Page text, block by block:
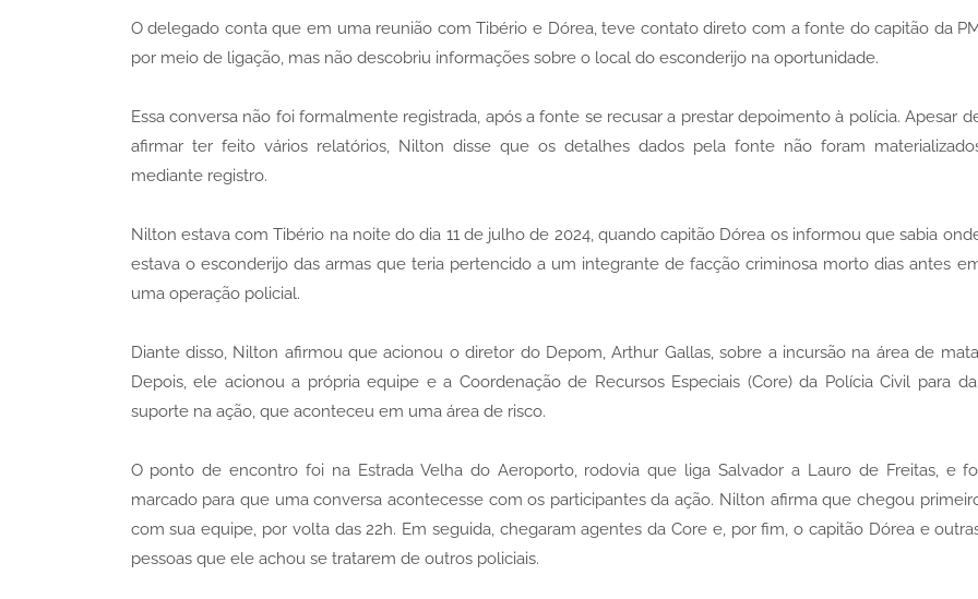
O delegado conta que em uma reunião com Tibério e Dórea, teve contato direto com a fonte do capitão da
por meio de ligação, mas não descobriu informações sobre o local do esconderijo na oportunidade.
Essa conversa não foi formalmente registrada, após a fonte se recusar a prestar depoimento à polícia. Apesar
afirmar ter feito vários relatórios, Nilton disse que os detalhes dados pela fonte não foram
mediante registro.
Nilton estava com Tibério na noite do dia 11 de julho de 2024, quando capitão Dórea os informou que sabia
estava o esconderijo das armas que teria pertencido a um integrante de facção criminosa morto dias antes
uma operação policial.
Diante disso, Nilton afirmou que acionou o diretor do Depom, Arthur Gallas, sobre a incursão na área de
Depois, ele acionou a própria equipe e a Coordenação de Recursos Especiais (Core) da Polícia Civil para
suporte na ação, que aconteceu em uma área de risco.
O ponto de encontro foi na Estrada Velha do Aeroporto, rodovia que liga Salvador a Lauro de Freitas, e
marcado para que uma conversa acontecesse com os participantes da ação. Nilton afirma que chegou
com sua equipe, por volta das 22h. Em seguida, chegaram agentes da Core e, por fim, o capitão Dórea e
pessoas que ele achou se tratarem de outros policiais.